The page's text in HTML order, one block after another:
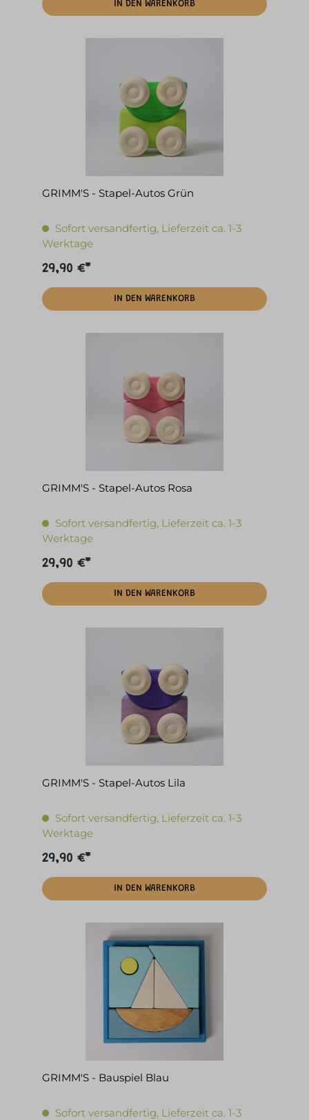
IN DEN WARENKORB
GRIMM'S - Stapel-Autos Grün
Sofort versandfertig, Lieferzeit ca. 1-3
Werktage
29,90 €*
IN DEN WARENKORB
GRIMM'S - Stapel-Autos Rosa
Sofort versandfertig, Lieferzeit ca. 1-3
Werktage
29,90 €*
IN DEN WARENKORB
GRIMM'S - Stapel-Autos Lila
Sofort versandfertig, Lieferzeit ca. 1-3
Werktage
29,90 €*
IN DEN WARENKORB
GRIMM'S - Bauspiel Blau
Sofort versandfertig, Lieferzeit ca. 1-3